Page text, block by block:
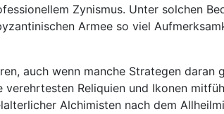
Zynismus. Unter solchen
Armee so viel
auch wenn manche Strategen daran
Reliquien und Ikonen
Alchimisten nach dem